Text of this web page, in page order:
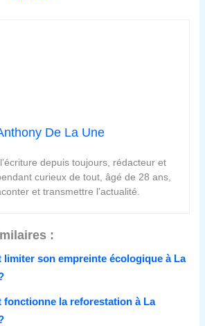
De La Une
depuis toujours, rédacteur et
curieux de tout, âgé de 28 ans,
et transmettre l’actualité.
:
limiter son empreinte écologique à La
fonctionne la reforestation à La